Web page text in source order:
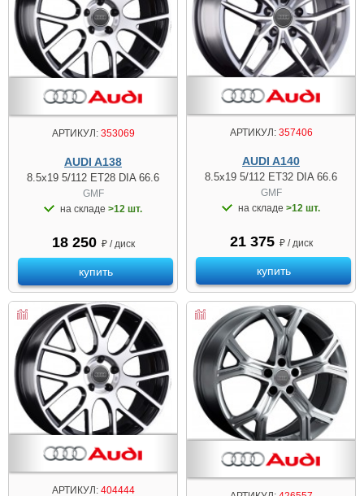
АРТИКУЛ:353069
AUDI A138
8.5x19 5/112 ET28 DIA 66.6
GMF
на складе >12 шт.
18 250 ₽ / диск
купить
АРТИКУЛ:357406
AUDI A140
8.5x19 5/112 ET32 DIA 66.6
GMF
на складе >12 шт.
21 375 ₽ / диск
купить
АРТИКУЛ:404444